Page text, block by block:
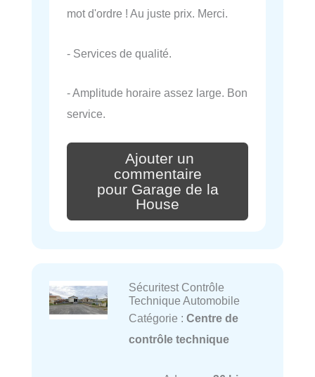
mot d'ordre ! Au juste prix. Merci.
- Services de qualité.
- Amplitude horaire assez large. Bon
service.
Ajouter un
commentaire
pour Garage de la
House
Sécuritest Contrôle
Technique Automobile
Catégorie : Centre de
contrôle technique